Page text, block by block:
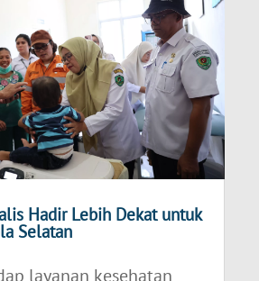
Hadir Lebih Dekat untuk
Selatan
layanan kesehatan